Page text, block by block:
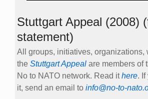
Stuttgart Appeal (2008)
statement)
All groups, initiatives, organizations,
the Stuttgart Appeal are members of
No to NATO network. Read ithere. If
it, send an email to info@no-to-